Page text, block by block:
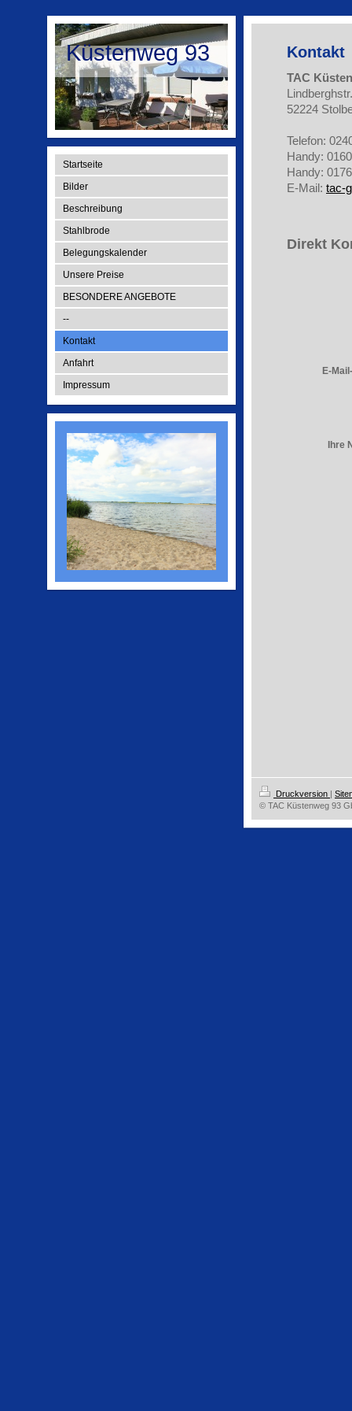
Küstenweg 93
Startseite
Bilder
Beschreibung
Stahlbrode
Belegungskalender
Unsere Preise
BESONDERE ANGEBOTE
--
Kontakt
Anfahrt
Impressum
Kontakt
TAC
52224
Telefon:
Handy:
Handy:
E-Mail: tac-
Direkt
E-
Ihre
Druckversion |
© TAC Küstenweg 93